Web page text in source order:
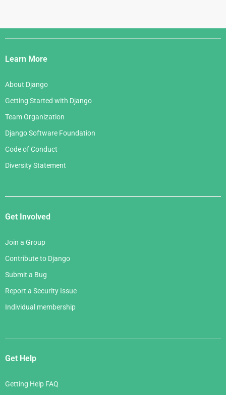
Django
Links
Learn More
About Django
Getting Started with Django
Team Organization
Django Software Foundation
Code of Conduct
Diversity Statement
Get Involved
Join a Group
Contribute to Django
Submit a Bug
Report a Security Issue
Individual membership
Get Help
Getting Help FAQ